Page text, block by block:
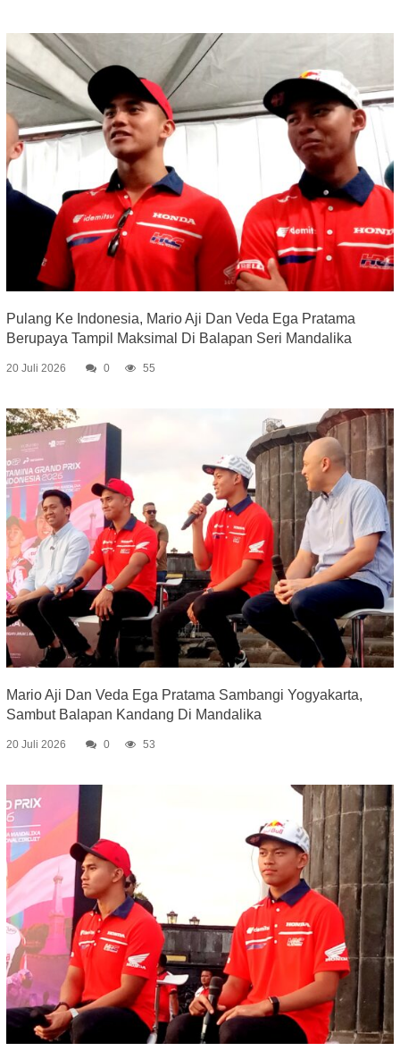
Pulang Ke Indonesia, Mario Aji Dan Veda Ega Pratama
Berupaya Tampil Maksimal Di Balapan Seri Mandalika
20 Juli 2026 0 55
Mario Aji Dan Veda Ega Pratama Sambangi Yogyakarta,
Sambut Balapan Kandang Di Mandalika
20 Juli 2026 0 53